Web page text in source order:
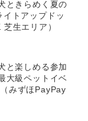
ときらめく夏の
トアップドッ
生エリア）
と楽しめる参加
大級ペットイベ
みずほPayPay